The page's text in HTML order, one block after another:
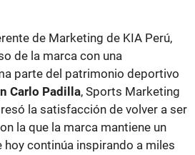
de Marketing de KIA Perú,
de la marca con una
parte del patrimonio deportivo
Carlo Padilla, Sports Marketing
la satisfacción de volver a ser
la que la marca mantiene un
continúa inspirando a miles